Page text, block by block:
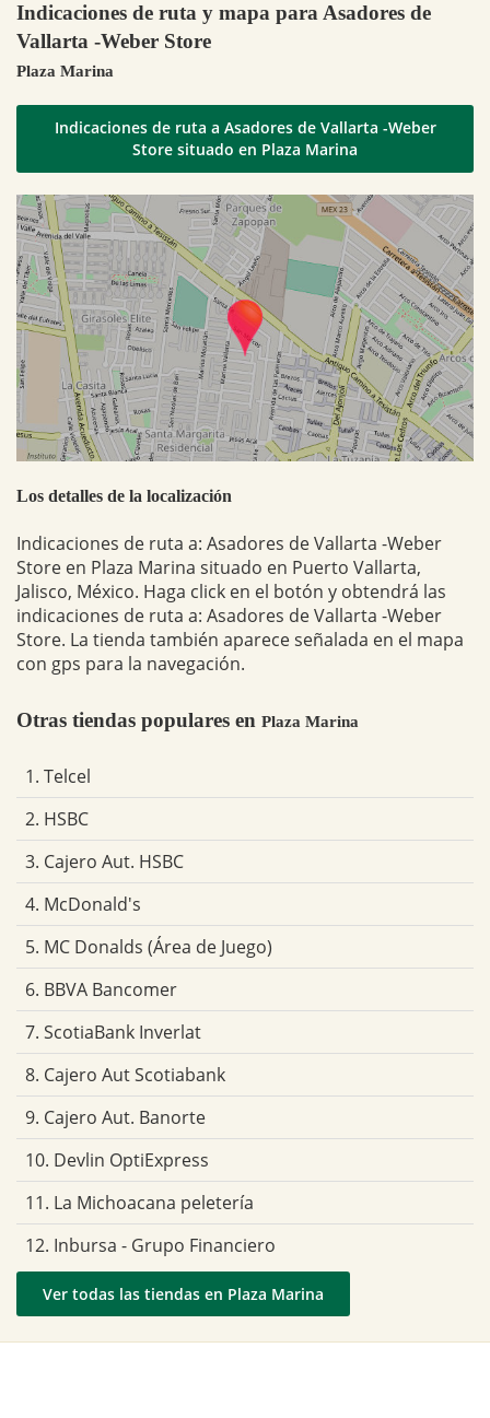
Indicaciones de ruta y mapa para Asadores de
Vallarta -Weber Store
Plaza Marina
Indicaciones de ruta a Asadores de Vallarta -Weber
Store situado en Plaza Marina
Los detalles de la localización
Indicaciones de ruta a: Asadores de Vallarta -Weber
Store en Plaza Marina situado en Puerto Vallarta,
Jalisco, México. Haga click en el botón y obtendrá las
indicaciones de ruta a: Asadores de Vallarta -Weber
Store. La tienda también aparece señalada en el mapa
con gps para la navegación.
Otras tiendas populares en Plaza Marina
1. Telcel
2. HSBC
3. Cajero Aut. HSBC
4. McDonald's
5. MC Donalds (Área de Juego)
6. BBVA Bancomer
7. ScotiaBank Inverlat
8. Cajero Aut Scotiabank
9. Cajero Aut. Banorte
10. Devlin OptiExpress
11. La Michoacana peletería
12. Inbursa - Grupo Financiero
Ver todas las tiendas en Plaza Marina